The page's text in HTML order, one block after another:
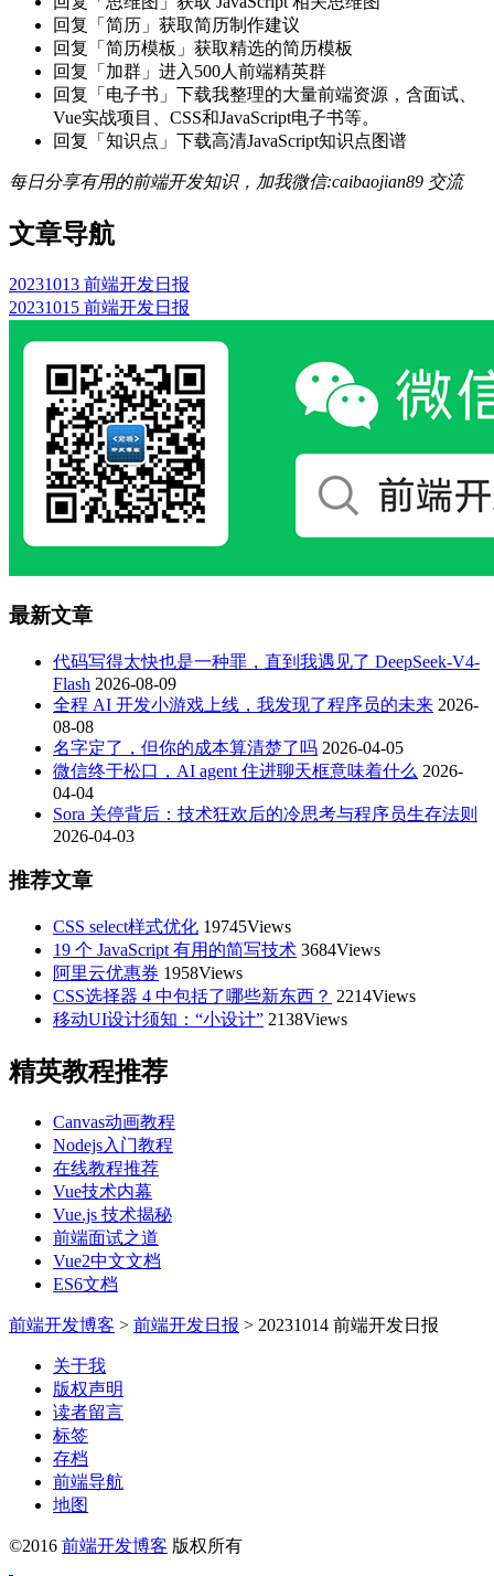
回复「简历」获取简历制作建议
回复「简历模板」获取精选的简历模板
回复「加群」进入500人前端精英群
回复「电子书」下载我整理的大量前端资源，含面试、
Vue实战项目、CSS和JavaScript电子书等。
回复「知识点」下载高清JavaScript知识点图谱
每日分享有用的前端开发知识，加我微信:caibaojian89 交流
文章导航
20231013 前端开发日报
20231015 前端开发日报
最新文章
代码写得太快也是一种罪，直到我遇见了 DeepSeek-V4-
Flash 2026-08-09
全程 AI 开发小游戏上线，我发现了程序员的未来 2026-
08-08
名字定了，但你的成本算清楚了吗 2026-04-05
微信终于松口，AI agent 住进聊天框意味着什么 2026-
04-04
Sora 关停背后：技术狂欢后的冷思考与程序员生存法则
2026-04-03
推荐文章
CSS select样式优化 19745Views
19 个 JavaScript 有用的简写技术 3684Views
阿里云优惠券 1958Views
CSS选择器 4 中包括了哪些新东西？ 2214Views
移动UI设计须知：“小设计” 2138Views
精英教程推荐
Canvas动画教程
Nodejs入门教程
在线教程推荐
Vue技术内幕
Vue.js 技术揭秘
前端面试之道
Vue2中文文档
ES6文档
前端开发博客 > 前端开发日报 > 20231014 前端开发日报
关于我
版权声明
读者留言
标签
存档
前端导航
地图
©2016 前端开发博客 版权所有